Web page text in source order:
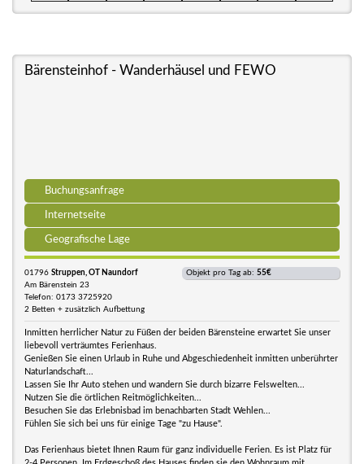
Bärensteinhof - Wanderhäusel und FEWO
Buchungsanfrage
Internetseite
Geografische Lage
01796 Struppen, OT Naundorf
Am Bärenstein 23
Telefon: 0173 3725920
2 Betten + zusätzlich Aufbettung
Objekt pro Tag ab: 55€
Inmitten herrlicher Natur zu Füßen der beiden Bärensteine erwartet Sie unser
liebevoll verträumtes Ferienhaus.
Genießen Sie einen Urlaub in Ruhe und Abgeschiedenheit inmitten unberührter
Naturlandschaft...
Lassen Sie Ihr Auto stehen und wandern Sie durch bizarre Felswelten...
Nutzen Sie die örtlichen Reitmöglichkeiten...
Besuchen Sie das Erlebnisbad im benachbarten Stadt Wehlen...
Fühlen Sie sich bei uns für einige Tage "zu Hause".
Das Ferienhaus bietet Ihnen Raum für ganz individuelle Ferien. Es ist Platz für